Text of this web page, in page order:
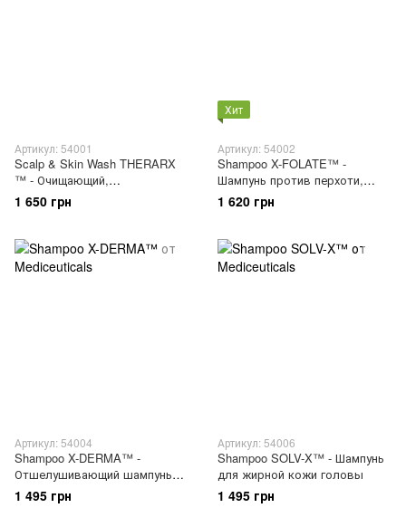
Артикул: 54001
Scalp & Skin Wash THERARX
™ - Очищающий,
антивоспалительный уход
1 650 грн
Хит
Артикул: 54002
Shampoo X-FOLATE™ -
Шампунь против перхоти,
себорейного дерматита и
различных проблем кожи
1 620 грн
Артикул: 54004
Shampoo X-DERMA™ -
Отшелушивающий шампунь
против сухости и зуда кожи
головы
1 495 грн
Артикул: 54006
Shampoo SOLV-X™ - Шампунь
для жирной кожи головы
1 495 грн